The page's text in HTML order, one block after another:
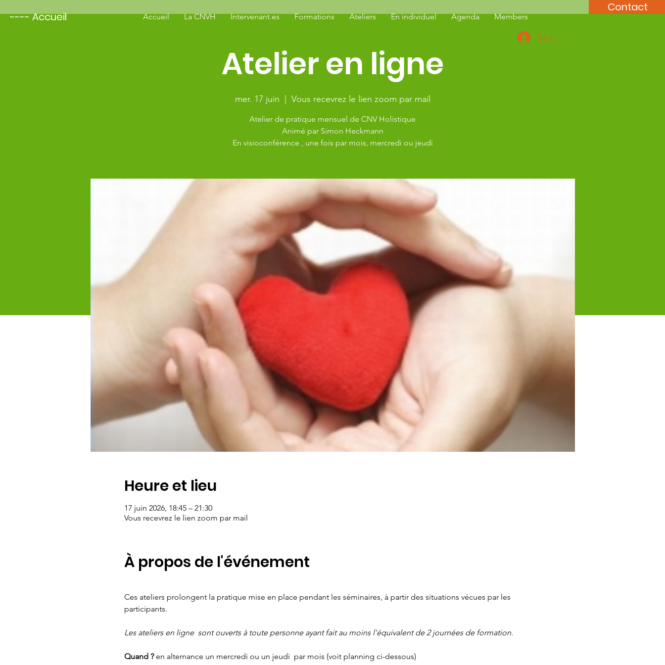
---- Accueil
Contact
Accueil La CNVH Intervenant.es Formations Ateliers En individuel Agenda Members
Se connecter
Atelier en ligne
mer. 17 juin Vous recevrez le lien zoom par mail
Atelier de pratique mensuel de CNV Holistique
Animé par Simon Heckmann
Heure et lieu
17 juin 2026, 18:45 – 21:30
Vous recevrez le lien zoom par mail
À propos de l'événement
Ces ateliers prolongent la pratique mise en place pendant les séminaires, à partir des situations vécues par les
participants.
Les ateliers en ligne  sont ouverts à toute personne ayant fait au moins l'équivalent de 2 journées de formation.
Quand ? en alternance un mercredi ou un jeudi  par mois (voit planning ci-dessous)